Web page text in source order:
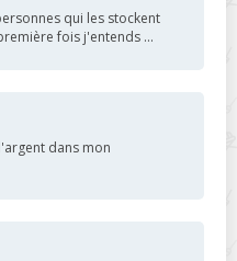
qui les stockent
fois j'entends ...
dans mon